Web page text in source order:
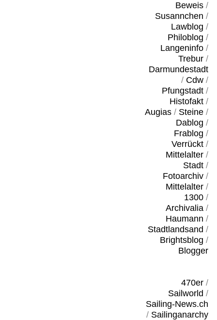
Beweis/
Susannchen /
Lawblog /
Philoblog /
Langeninfo/
Trebur/
Darmundestadt
/ Cdw/
Pfungstadt/
Histofakt/
Augias/ Steine/
Dablog /
Frablog /
Verrückt/
Mittelalter/
Stadt/
Fotoarchiv/
Mittelalter/
1300/
Archivalia/
Haumann /
Stadtlandsand /
Brightsblog /
Blogger
470er/
Sailworld /
Sailing-News.ch
/ Sailinganarchy